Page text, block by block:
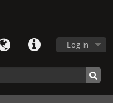
Log in